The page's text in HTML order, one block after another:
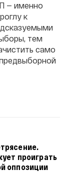
— именно
к
тем
само
проиграть
оппозиции